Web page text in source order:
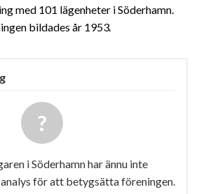
med 101 lägenheter i Söderhamn.
bildades år 1953
i Söderhamn har ännu inte
för att betygsätta föreningen.